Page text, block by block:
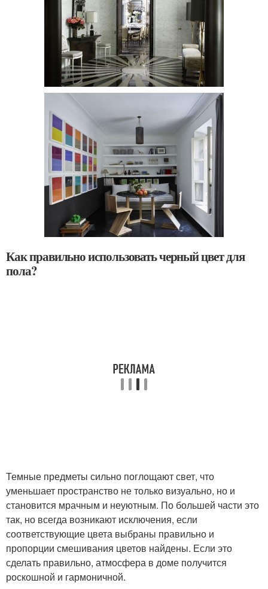
Как правильно использовать черный цвет для
пола?
Темные предметы сильно поглощают свет, что
уменьшает пространство не только визуально, но и
становится мрачным и неуютным. По большей части это
так, но всегда возникают исключения, если
соответствующие цвета выбраны правильно и
пропорции смешивания цветов найдены. Если это
сделать правильно, атмосфера в доме получится
роскошной и гармоничной.